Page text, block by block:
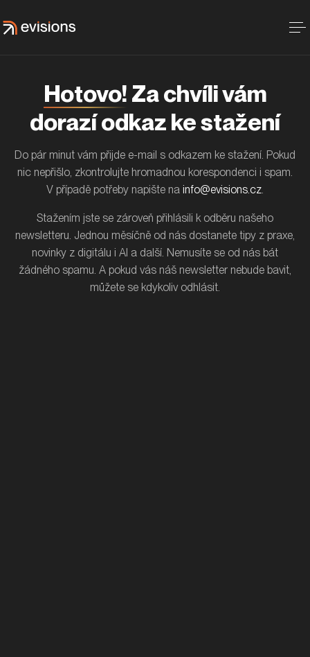
Hotovo!Za chvíli vám
dorazí odkaz ke stažení
Do pár minut vám přijde e-mail s odkazem ke stažení. Pokud
nic nepřišlo, zkontrolujte hromadnou korespondenci i spam.
V případě potřeby napište na info@evisions.cz
Stažením jste se zároveň přihlásili k odběru našeho
newsletteru. Jednou měsíčně od nás dostanete tipy z praxe,
novinky z digitálu i AI a další. Nemusíte se od nás bát
žádného spamu. A pokud vás náš newsletter nebude bavit,
můžete se kdykoliv odhlásit.